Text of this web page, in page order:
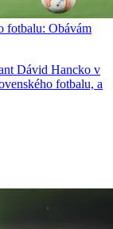
fotbalu: Obávám
Dávid Hancko v
fotbalu, a